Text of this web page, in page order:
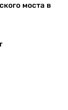
моста в